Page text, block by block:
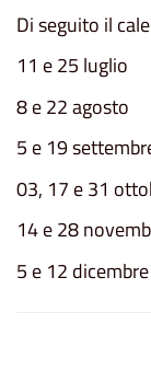
Di seguito il
11 e 25 luglio
8 e 22 agosto
5 e 19
03, 17 e 31
14 e 28
5 e 12 dicembre